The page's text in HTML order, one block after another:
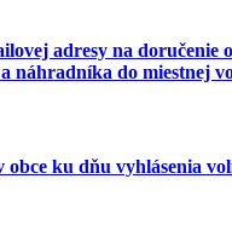
adresy na doručenie
náhradníka do miestnej
obce ku dňu vyhlásenia